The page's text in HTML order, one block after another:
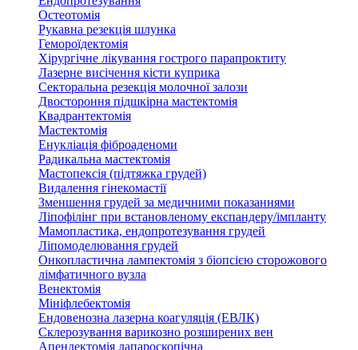
Остеотомія
Рукавна резекція шлунка
Гемороїдектомія
Хірургічне лікування гострого парапроктиту
Лазерне висічення кісти куприка
Секторальна резекція молочної залози
Двостороння підшкірна мастектомія
Квадрантектомія
Мастектомія
Енукліація фіброаденоми
Радикальна мастектомія
Мастопексія (підтяжка грудей)
Видалення гінекомастії
Зменшення грудей за медичними показаннями
Ліпофілінг при встановленому експандеру/імпланту
Мамопластика, ендопротезування грудей
Ліпомоделювання грудей
Онкопластична лампектомія з біопсією сторожового
лімфатичного вузла
Венектомія
Мініфлебектомія
Ендовенозна лазерна коагуляція (ЕВЛК)
Склерозування варикозно розширених вен
Апендектомія лапароскопічна